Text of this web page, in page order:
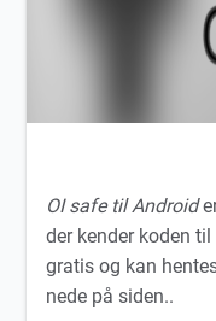
OI safe til Android
der kender koden
gratis og kan
nede på siden..